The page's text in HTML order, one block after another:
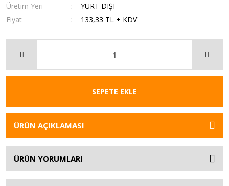
Üretim Yeri
YURT DIŞI
Fiyat
133,33 TL + KDV
SEPETE EKLE
ÜRÜN AÇIKLAMASI
ÜRÜN YORUMLARI